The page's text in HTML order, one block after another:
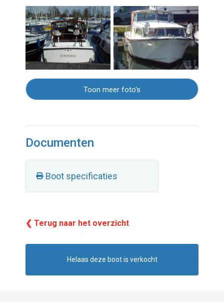
Toon meer foto's
Documenten
Boot specificaties
❮ Terug naar het overzicht
Helaas deze boot is verkocht